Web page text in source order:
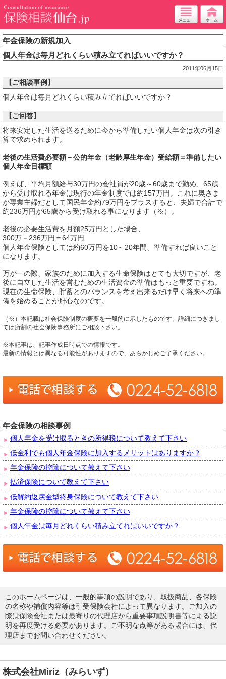
年金保険の新規加入
個人年金は毎月どれくらい積み立てればいいですか？
2011年06月15日
【ご相談事例】
個人年金は毎月どれくらい積み立てればいいですか？
【ご回答】
将来安定した生活を送るために今から準備したい個人年金は次の引き
算で求められます。
老後の生活費必要額－公的年金（老齢厚生年金）受給額＝準備したい
個人年金目標額
例えば、平均月額給与30万円の会社員が20歳～60歳まで勤め、65歳
から受け取れる年金は現行の年金制度では約157万円。これに奥さま
が専業主婦だとして国民年金約79万円をプラスすると、夫婦で合計で
約236万円が65歳から受け取れる事になります（※）。
老後の必要生活費を月額25万円とした場合、
300万－236万円＝64万円
個人年金保険としては約60万円を10～20年間、準備すれば良いこと
になります。
万が一の際、家族のために加入する生命保険はとても大切ですが、老
後に自立した生活を営むための生活資金の準備はもっと重要ですね。
現在の生命保険、貯蓄とのバランスを考え出来るだけ早く将来への準
備を始めることが肝心なのです。
（※）本記載は社会保険制度の概要を一般的に示したものです。詳細につきまし
ては所割の社会保険事務所にご相談下さい。
※本記事は、記事作成日時点での情報です。
最新の情報とは異なる可能性がありますので、あらかじめご了承ください。
年金保険の相談事例
個人年金を受け取るときの所得税について教えて下さい
低金利でも個人年金保険に加入するメリットはありますか？
年金保険の控除について教えて下さい
払済保険について教えて下さい
低解約返戻金型終身保険について教えて下さい
年金保険の控除について教えて下さい
個人年金は毎月どれくらい積み立てればいいですか？
このホームページは、一般的事項の説明であり、取扱商品、各保険
の名称や補償内容等は引受保険会社によって異なります。ご加入の
際は保険会社または最寄りの代理店から重要事項説明書等による説
明を再度受ける必要があります。ご不明な点等がある場合には、代
理店までお問い合わせください。
株式会社Miriz（みらいず）